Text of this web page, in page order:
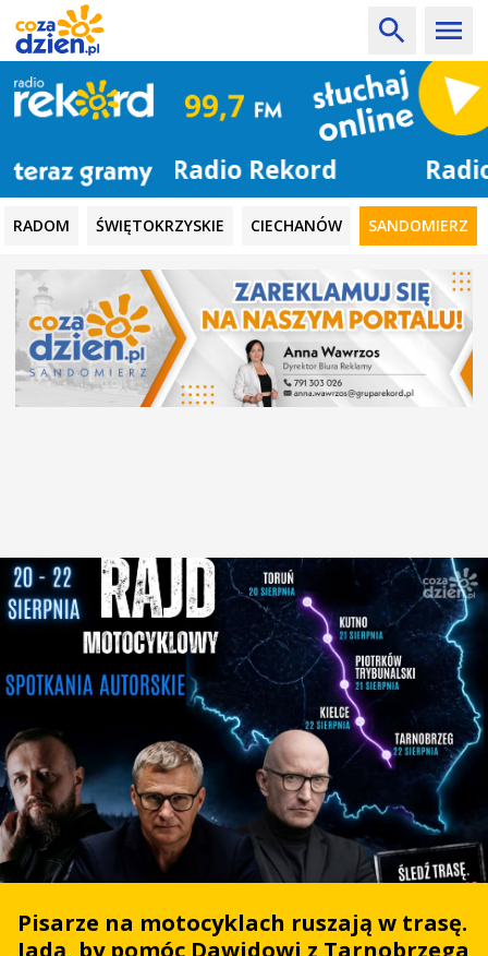
Radio Rekord
RADOM ŚWIĘTOKRZYSKIE CIECHANÓW SANDOMIERZ
Pisarze na motocyklach ruszają w trasę.